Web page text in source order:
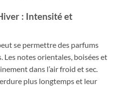
: Intensité et
se permettre des parfums
Les notes orientales, boisées et
dans l’air froid et sec.
plus longtemps et leur